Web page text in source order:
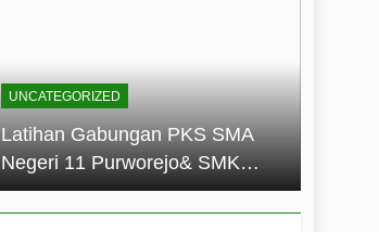
UNCATEGORIZED
Latihan Gabungan PKS SMA
Negeri 11 Purworejo& SMK
Negeri 6 Purworejo:
Membangun Disiplin,